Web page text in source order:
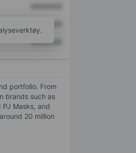
XXXXXXX
portfolio. From
brands such as
Masks, and
20 million